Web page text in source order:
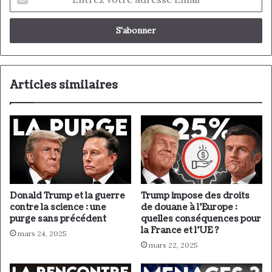
t
e
z
o
r
e
a
s
s
e
E
m
i
Articles similaires
Donald Trump et la guerre
contre la science : une
purge sans précédent
mars 24, 2025
Trump impose des droits
de douane à l’Europe :
quelles conséquences pour
la France et l’UE ?
mars 22, 2025